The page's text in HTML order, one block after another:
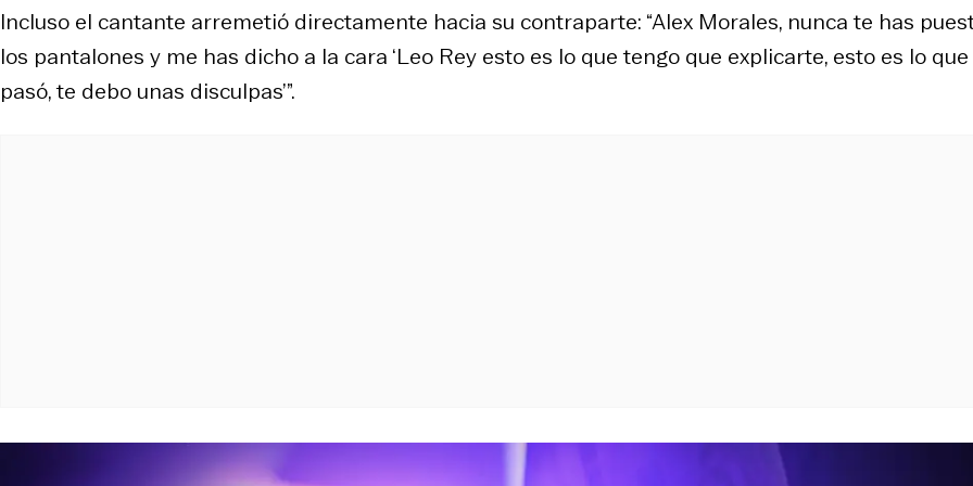
Incluso el cantante arremetió directamente hacia su contraparte: “Alex Morales, nunca te has
los pantalones y me has dicho a la cara ‘Leo Rey esto es lo que tengo que explicarte, esto es lo que
pasó, te debo unas disculpas’”.